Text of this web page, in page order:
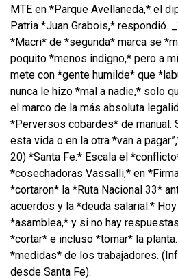
MTE en *Parque Avellaneda,* el
Patria *Juan Grabois,* respondió.
*Macri* de *segunda* marca se
poquito *menos indigno,* pero a
mete con *gente humilde* que
nunca le hizo *mal a nadie,* solo
el marco de la más absoluta
*Perversos cobardes* de manual.
esta vida o en la otra *van a
20) *Santa Fe.* Escala el
*cosechadoras Vassalli,* en
*cortaron* la *Ruta Nacional 33*
acuerdos y la *deuda salarial.*
*asamblea,* y si no hay
*cortar* e incluso *tomar* la
*medidas* de los trabajadores.
desde Santa Fe).